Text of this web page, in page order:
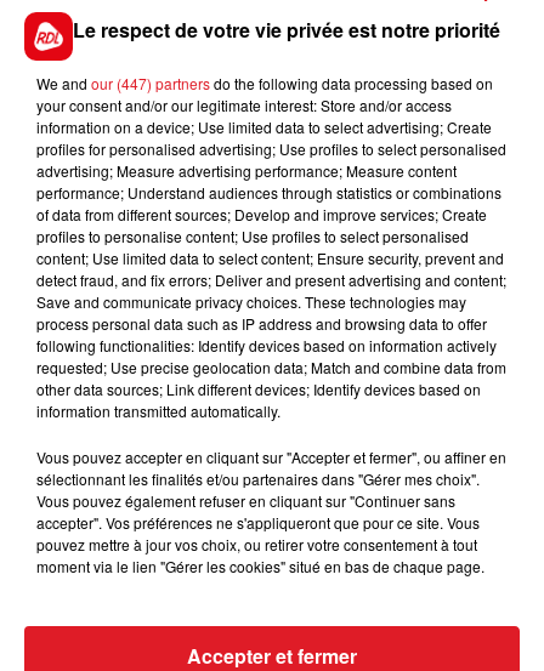
7 DEESSE NOIRE (D4) :Elle s'est imposée sur ce tracé
l'an dernier, et trouve ici un bon engagement. Avec
elle, il faut la cacher le plus longtemps possible
durant le parcours, si c'est le cas elle peut venir 5
éme.
2 DEESSE DE GUERON (D4) :Vu cet hiver sur la
Riviera, ou elle terminait deuxiéme de C.D le 26/02,
elle arrive dans ce quinté en forme mais dans une
course un peu plus relevé. En cas de défaillance.
****
Le respect de votre vie privée est notre priorité
We and our (447) partnersdo the following data processing based on
your consent and/or our legitimate interest: Store and/or access
information on a device; Use limited data to select advertising; Create
profiles for personalised advertising; Use profiles to select personalised
advertising; Measure advertising performance; Measure content
performance; Understand audiences through statistics or combinations
of data from different sources; Develop and improve services; Create
profiles to personalise content; Use profiles to select personalised
content; Use limited data to select content; Ensure security, prevent and
detect fraud, and fix errors; Deliver and present advertising and content;
Save and communicate privacy choices. These technologies may
process personal data such as IP address and browsing data to offer
following functionalities: Identify devices based on information actively
requested; Use precise geolocation data; Match and combine data from
other data sources; Link different devices; Identify devices based on
information transmitted automatically.
Vous pouvez accepter en cliquant sur "Accepter et fermer", ou affiner en
sélectionnant les finalités et/ou partenaires dans "Gérer mes choix".
Vous pouvez également refuser en cliquant sur "Continuer sans
accepter". Vos préférences ne s'appliqueront que pour ce site. Vous
pouvez mettre à jour vos choix, ou retirer votre consentement à tout
moment via le lien "Gérer les cookies" situé en bas de chaque page.
Accepter et fermer